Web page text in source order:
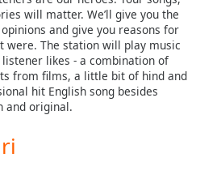
will matter. We’ll give you the
and give you reasons for
were. The station will play music
listener likes - a combination of
from films, a little bit of hind and
hit English song besides
and original.